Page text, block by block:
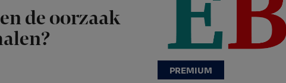
de oorzaak